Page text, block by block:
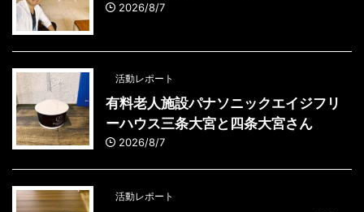
2026/8/7
活動レポート
有料老人施設パナソニックエイジフリ
ーハウス三条大宮と四条大宮さん
2026/8/7
活動レポート